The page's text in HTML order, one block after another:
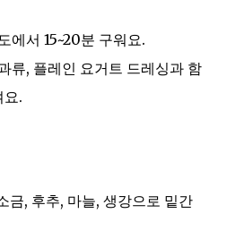
에서 15~20분 구워요.
류, 플레인 요거트 드레싱과 함
요.
금, 후추, 마늘, 생강으로 밑간